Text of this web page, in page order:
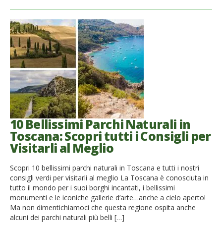
10 Bellissimi Parchi Naturali in
Toscana: Scopri tutti i Consigli per
Visitarli al Meglio
Scopri 10 bellissimi parchi naturali in Toscana e tutti i nostri
consigli verdi per visitarli al meglio La Toscana è conosciuta in
tutto il mondo per i suoi borghi incantati, i bellissimi
monumenti e le iconiche gallerie d’arte…anche a cielo aperto!
Ma non dimentichiamoci che questa regione ospita anche
alcuni dei parchi naturali più belli […]